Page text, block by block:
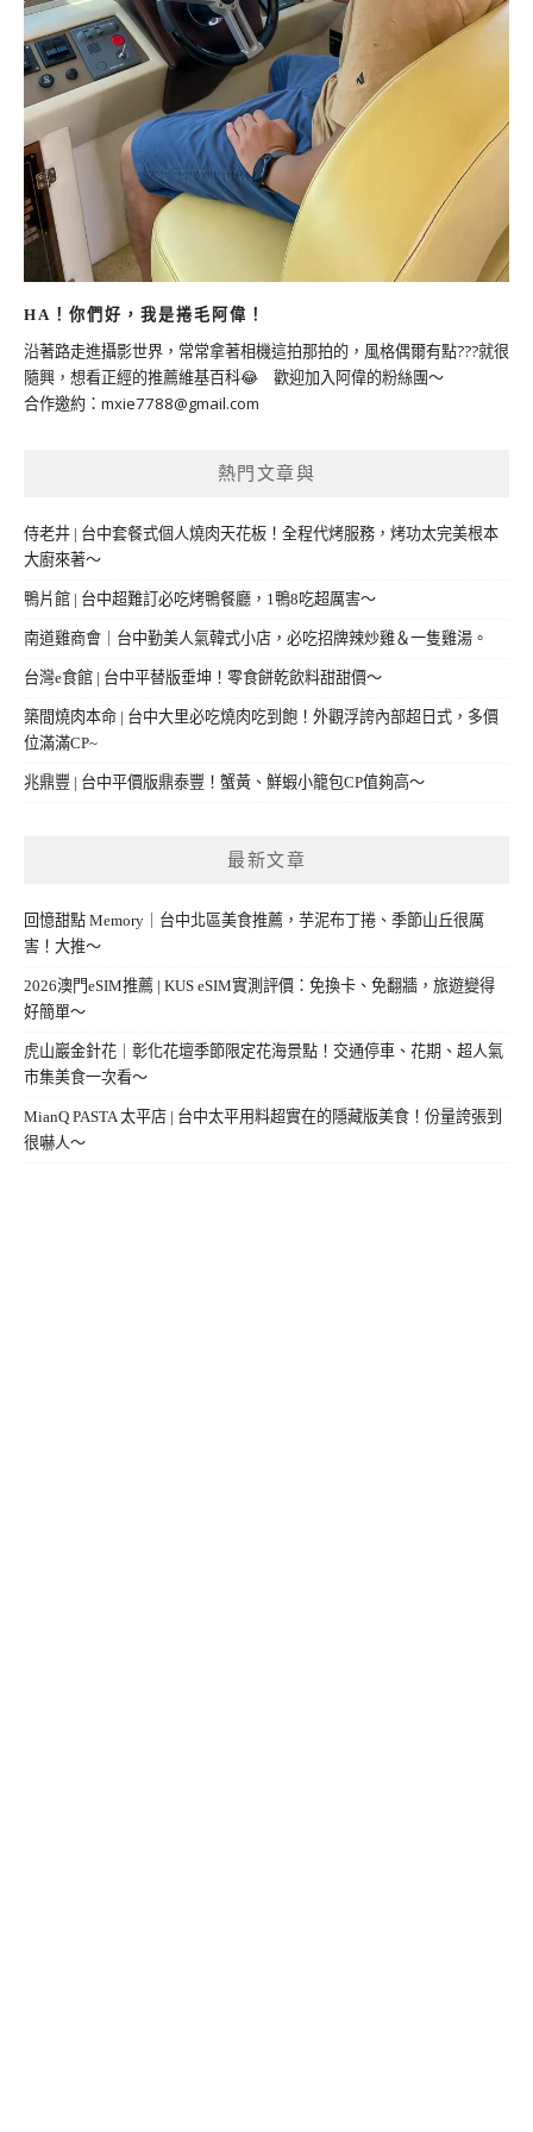
HA！你們好，我是捲毛阿偉！
沿著路走進攝影世界，常常拿著相機這拍那拍的，風格偶爾有點???就很
隨興，想看正經的推薦維基百科😂 歡迎加入阿偉的粉絲團～
合作邀約： mxie7788@gmail.com
熱門文章與
侍老井 | 台中套餐式個人燒肉天花板！全程代烤服務，烤功太完美根本
大廚來著～
鴨片館 | 台中超難訂必吃烤鴨餐廳，1鴨8吃超厲害～
南道雞商會｜台中勤美人氣韓式小店，必吃招牌辣炒雞＆一隻雞湯。
台灣e食館 | 台中平替版垂坤！零食餅乾飲料甜甜價～
築間燒肉本命 | 台中大里必吃燒肉吃到飽！外觀浮誇內部超日式，多價
位滿滿CP~
兆鼎豐 | 台中平價版鼎泰豐！蟹黃、鮮蝦小籠包CP值夠高～
最新文章
回憶甜點 Memory｜台中北區美食推薦，芋泥布丁捲、季節山丘很厲
害！大推～
2026澳門eSIM推薦 | KUS eSIM實測評價：免換卡、免翻牆，旅遊變得
好簡單～
虎山巖金針花｜彰化花壇季節限定花海景點！交通停車、花期、超人氣
市集美食一次看～
MianQ PASTA 太平店 | 台中太平用料超實在的隱藏版美食！份量誇張到
很嚇人～